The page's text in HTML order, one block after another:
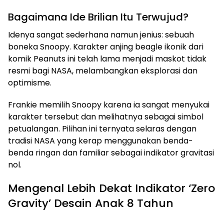
Bagaimana Ide Brilian Itu Terwujud?
Idenya sangat sederhana namun jenius: sebuah
boneka Snoopy. Karakter anjing beagle ikonik dari
komik Peanuts ini telah lama menjadi maskot tidak
resmi bagi NASA, melambangkan eksplorasi dan
optimisme.
Frankie memilih Snoopy karena ia sangat menyukai
karakter tersebut dan melihatnya sebagai simbol
petualangan. Pilihan ini ternyata selaras dengan
tradisi NASA yang kerap menggunakan benda-
benda ringan dan familiar sebagai indikator gravitasi
nol.
Mengenal Lebih Dekat Indikator ‘Zero
Gravity’ Desain Anak 8 Tahun